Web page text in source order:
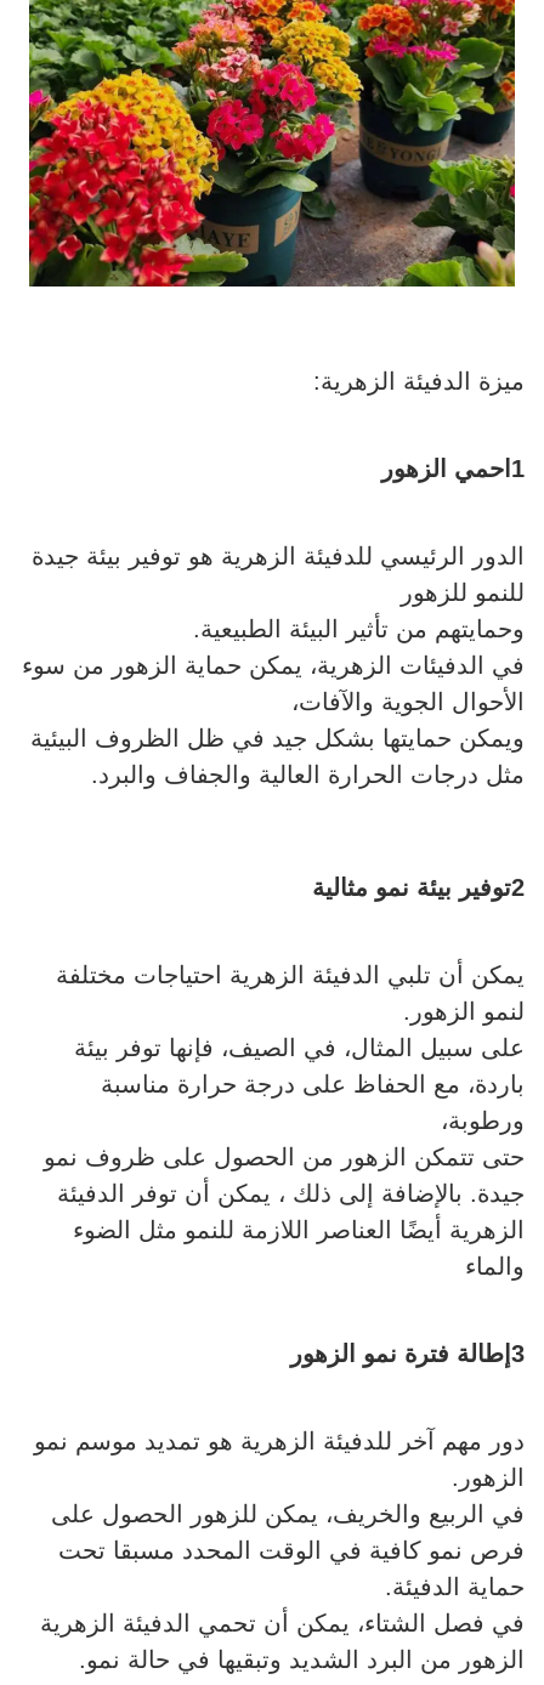
ميزة الدفيئة الزهرية:
1احمي الزهور
الدور الرئيسي للدفيئة الزهرية هو توفير بيئة جيدة
للنمو للزهور
وحمايتهم من تأثير البيئة الطبيعية.
في الدفيئات الزهرية، يمكن حماية الزهور من سوء
الأحوال الجوية والآفات،
ويمكن حمايتها بشكل جيد في ظل الظروف البيئية
مثل درجات الحرارة العالية والجفاف والبرد.
2توفير بيئة نمو مثالية
يمكن أن تلبي الدفيئة الزهرية احتياجات مختلفة
لنمو الزهور.
على سبيل المثال، في الصيف، فإنها توفر بيئة
باردة، مع الحفاظ على درجة حرارة مناسبة
ورطوبة،
حتى تتمكن الزهور من الحصول على ظروف نمو
جيدة. بالإضافة إلى ذلك ، يمكن أن توفر الدفيئة
الزهرية أيضًا العناصر اللازمة للنمو مثل الضوء
والماء
3إطالة فترة نمو الزهور
دور مهم آخر للدفيئة الزهرية هو تمديد موسم نمو
الزهور.
في الربيع والخريف، يمكن للزهور الحصول على
فرص نمو كافية في الوقت المحدد مسبقا تحت
حماية الدفيئة.
في فصل الشتاء، يمكن أن تحمي الدفيئة الزهرية
الزهور من البرد الشديد وتبقيها في حالة نمو.